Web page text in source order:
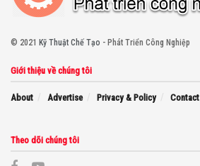
© 2021 Kỹ Thuật Chế Tạo - Phát Triển Công Nghiệp
Giới thiệu về chúng tôi
About Advertise Privacy & Policy Contact
Theo dõi chúng tôi